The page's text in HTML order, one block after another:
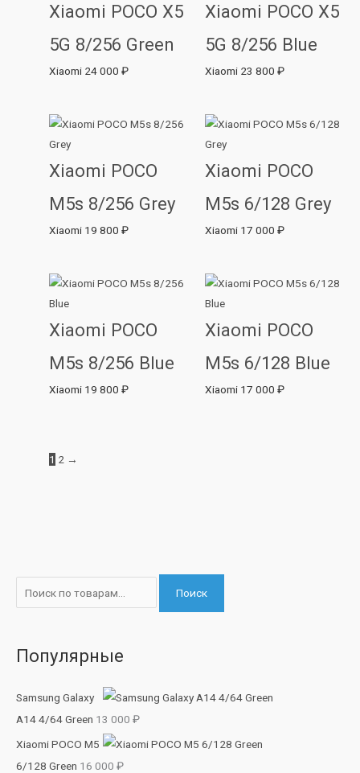
с
а
ь
Поиск
Популярные
Samsung Galaxy
A14 4/64 Green 13 000 ₽
Xiaomi POCO M5
6/128 Green 16 000 ₽
и
и
а
л
м
Xiaomi POCO X5
5G 8/256 Green
Xiaomi 24 000₽
Xiaomi POCO X5
5G 8/256 Blue
Xiaomi 23 800 ₽
Xiaomi POCO
M5s 8/256 Grey
Xiaomi 19 800₽
Xiaomi POCO
M5s 6/128 Grey
Xiaomi 17 000 ₽
Xiaomi POCO
M5s 8/256 Blue
Xiaomi 19 800₽
Xiaomi POCO
M5s 6/128 Blue
Xiaomi 17 000 ₽
1 2 →